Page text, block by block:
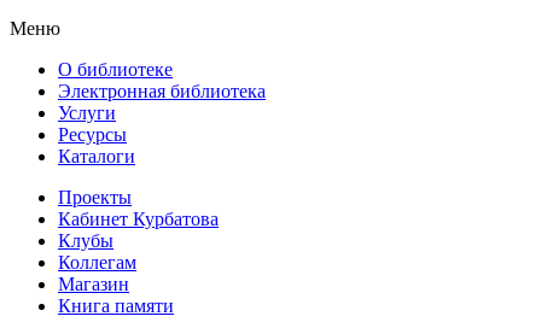
Меню
О библиотеке
Электронная библиотека
Услуги
Ресурсы
Каталоги
Проекты
Кабинет Курбатова
Клубы
Коллегам
Магазин
Книга памяти